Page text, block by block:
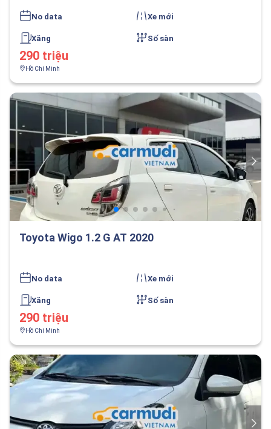
No data Xe mới
Xăng Số sàn
290 triệu
Hồ Chí Minh
Toyota Wigo 1.2 G AT 2020
No data Xe mới
Xăng Số sàn
290 triệu
Hồ Chí Minh